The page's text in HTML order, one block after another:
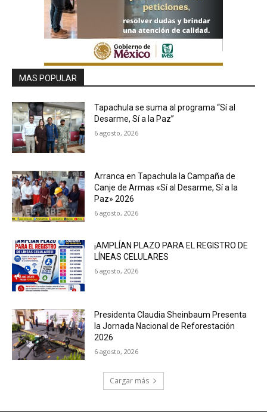
MAS POPULAR
Tapachula se suma al programa “Sí al
Desarme, Sí a la Paz”
6 agosto, 2026
Arranca en Tapachula la Campaña de
Canje de Armas «Sí al Desarme, Sí a la
Paz» 2026
6 agosto, 2026
¡AMPLÍAN PLAZO PARA EL REGISTRO DE
LÍNEAS CELULARES
6 agosto, 2026
Presidenta Claudia Sheinbaum Presenta
la Jornada Nacional de Reforestación
2026
6 agosto, 2026
Cargar más